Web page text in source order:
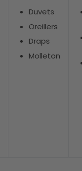
Duvets
Oreillers
Draps
Molleton